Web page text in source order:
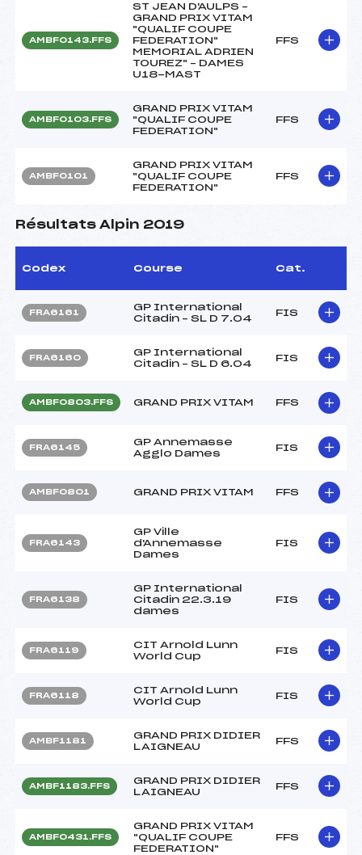
AMBF0143.FFS
ST JEAN D'AULPS –
GRAND PRIX VITAM
"QUALIF COUPE
FEDERATION"
MEMORIAL ADRIEN
TOUREZ" – DAMES
U18-MAST
FFS
AMBF0103.FFS
GRAND PRIX VITAM
"QUALIF COUPE
FEDERATION"
FFS
AMBF0101
GRAND PRIX VITAM
"QUALIF COUPE
FEDERATION"
FFS
Résultats Alpin 2019
Codex Course Cat.
FRA6161
GP International
Citadin – SL D 7.04
FIS
FRA6160
GP International
Citadin – SL D 6.04
FIS
AMBF0803.FFS GRAND PRIX VITAM FFS
FRA6145
GP Annemasse
Agglo Dames
FIS
AMBF0801 GRAND PRIX VITAM FFS
FRA6143
GP Ville
d'Annemasse
Dames
FIS
FRA6138
GP International
Citadin 22.3.19
dames
FIS
FRA6119
CIT Arnold Lunn
World Cup
FIS
FRA6118
CIT Arnold Lunn
World Cup
FIS
AMBF1181
GRAND PRIX DIDIER
LAIGNEAU
FFS
AMBF1183.FFS
GRAND PRIX DIDIER
LAIGNEAU
FFS
AMBF0431.FFS
GRAND PRIX VITAM
"QUALIF COUPE
FEDERATION"
FFS